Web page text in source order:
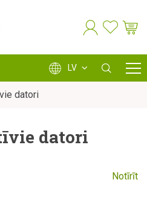
LV
datori
datori
Notīrīt